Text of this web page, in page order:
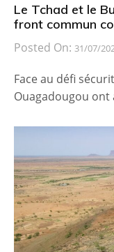
Le Tchad et le
front commun
Posted On: 31/07/
Face au défi
Ouagadougou ont